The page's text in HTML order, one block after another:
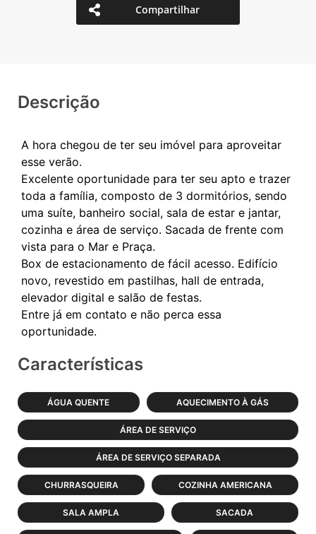
Compartilhar
Descrição
A hora chegou de ter seu imóvel para aproveitar
esse verão.
Excelente oportunidade para ter seu apto e trazer
toda a família, composto de 3 dormitórios, sendo
uma suíte, banheiro social, sala de estar e jantar,
cozinha e área de serviço. Sacada de frente com
vista para o Mar e Praça.
Box de estacionamento de fácil acesso. Edifício
novo, revestido em pastilhas, hall de entrada,
elevador digital e salão de festas.
Entre já em contato e não perca essa
Características
ÁGUA QUENTE AQUECIMENTO À GÁS
ÁREA DE SERVIÇO
ÁREA DE SERVIÇO SEPARADA
CHURRASQUEIRA COZINHA AMERICANA
SALA AMPLA SACADA